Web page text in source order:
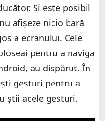
Și este posibil
afișeze nicio bară
a ecranului. Cele
pentru a naviga
au dispărut. În
gesturi pentru a
știi acele gesturi.